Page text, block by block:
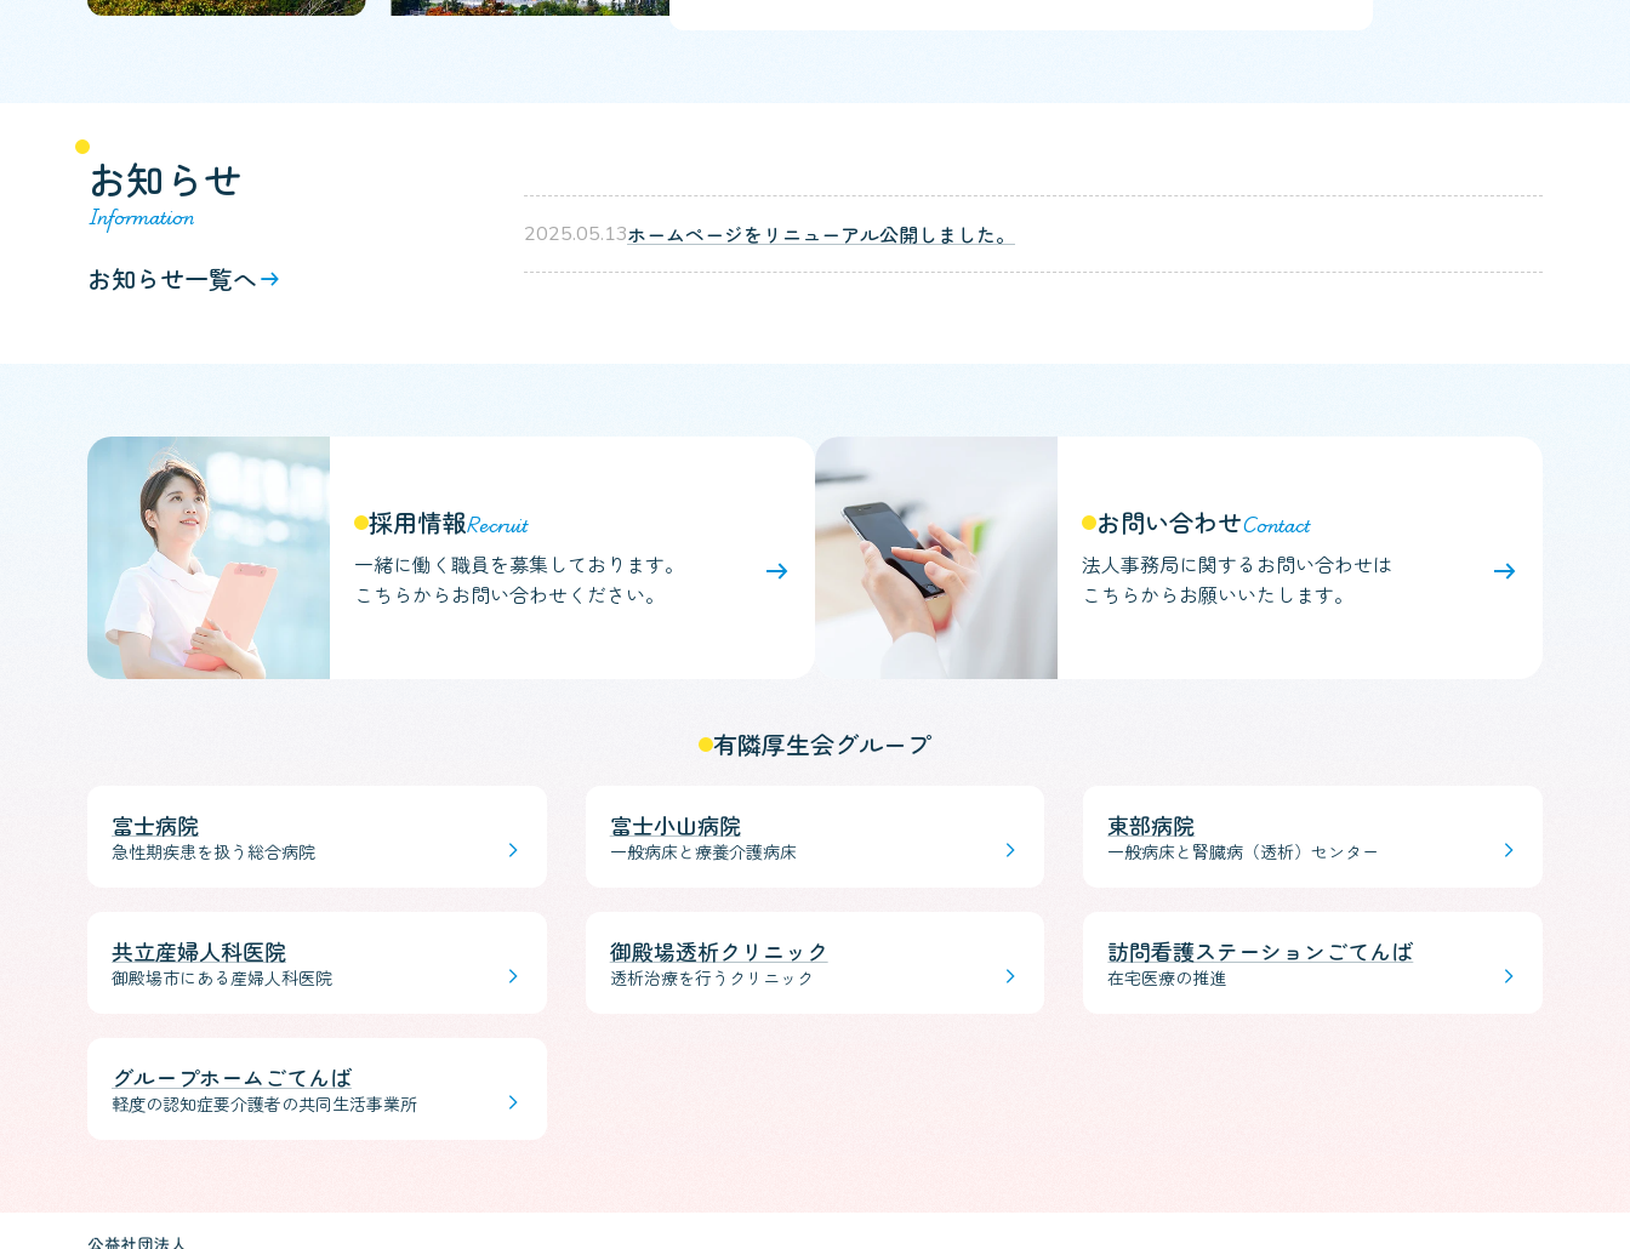
お知らせ
お知らせ一覧へ
2025.05.13ホームページをリニューアル公開しました。
採用情報
一緒に働く職員を募集しております。
こちらからお問い合わせください。
お問い合わせ
法人事務局に関するお問い合わせは
こちらからお願いいたします。
有隣厚生会グループ
富士病院
急性期疾患を扱う総合病院
富士小山病院
一般病床と療養介護病床
東部病院
一般病床と腎臓病（透析）センター
共立産婦人科医院
御殿場市にある産婦人科医院
御殿場透析クリニック
透析治療を行うクリニック
訪問看護ステーションごてんば
在宅医療の推進
グループホームごてんば
軽度の認知症要介護者の共同生活事業所